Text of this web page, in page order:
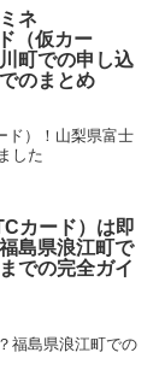
ネ
（仮カー
町での申し込
のまとめ
ド）！山梨県富士
した
カード）は即
島県浪江町で
での完全ガイ
福島県浪江町での